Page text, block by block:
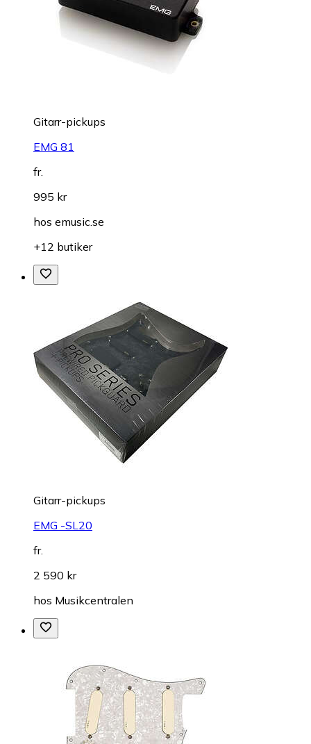
Gitarr-pickups
EMG 81
fr.
995 kr
hos emusic.se
+12 butiker
Gitarr-pickups
EMG -SL20
fr.
2 590 kr
hos Musikcentralen